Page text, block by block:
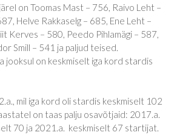
on Toomas Mast – 756, Raivo Leht –
Helve Rakkaselg – 685, Ene Leht –
Kerves – 580, Peedo Pihlamägi – 587,
Smill – 541 ja paljud teised.
jooksul on keskmiselt iga kord stardis
mil iga kord oli stardis keskmiselt 102
on taas palju osavõtjaid: 2017.a.
70 ja 2021.a. keskmiselt 67 startijat.